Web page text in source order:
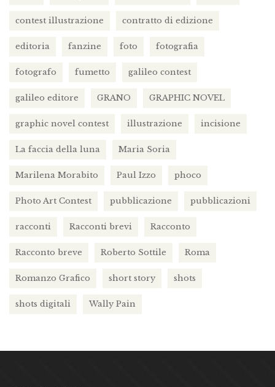
contest illustrazione contratto di edizione
editoria fanzine foto fotografia
fotografo fumetto galileo contest
galileo editore GRANO GRAPHIC NOVEL
graphic novel contest illustrazione incisione
La faccia della luna Maria Soria
Marilena Morabito Paul Izzo phoco
Photo Art Contest pubblicazione pubblicazioni
racconti Racconti brevi Racconto
Racconto breve Roberto Sottile Roma
Romanzo Grafico short story shots
shots digitali Wally Pain